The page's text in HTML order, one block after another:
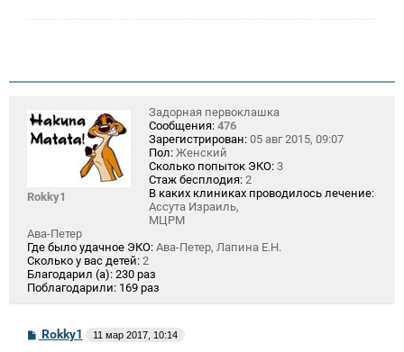
Rokky1
Задорная первоклашка
Сообщения: 476
Зарегистрирован: 05 авг 2015, 09:07
Пол: Женский
Сколько попыток ЭКО: 3
Стаж бесплодия: 2
В каких клиниках проводилось лечение:
Ассута Израиль,
МЦРМ
Ава-Петер
Где было удачное ЭКО: Ава-Петер, Лапина Е.Н.
Сколько у вас детей: 2
Благодарил (а): 230 раз
Поблагодарили: 169 раз
С
о
Rokky1 11 мар 2017, 10:14